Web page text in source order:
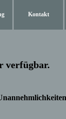
Kontakt
verfügbar.